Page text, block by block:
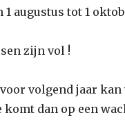
1 augustus tot 1
zijn vol !
volgend jaar kan
komt dan op een